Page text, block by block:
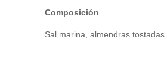
Composición
Sal marina, almendras tostadas.